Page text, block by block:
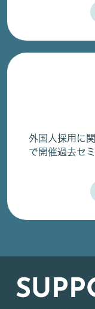
外国人採用に
で開催過去セ